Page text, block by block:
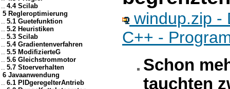
.. 4.4 Scilab
5 Regleroptimierung
.. 5.1 Guetefunktion
.. 5.2 Heuristiken
.. 5.3 Scilab
.. 5.4 Gradientenverfahren
.. 5.5 ModifizierteG
.. 5.6 Gleichstrommotor
.. 5.7 Stoerverhalten
6 Javaanwendung
.. 6.1 PIDgeregelterAntrieb
windup.zip -
C++ -
Schon
tauchten